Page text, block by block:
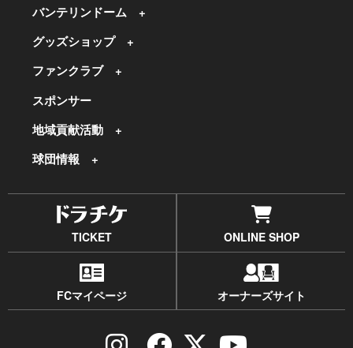
バンテリンドーム
グッズショップ
ファンクラブ
スポンサー
地域貢献活動
球団情報
TICKET ONLINE SHOP
FCマイページ オーナーズサイト